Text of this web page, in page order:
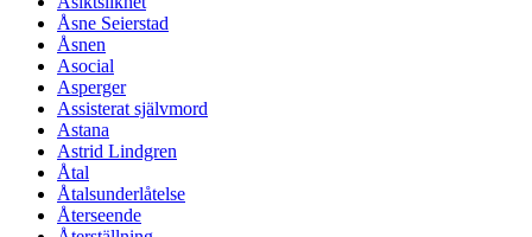
Åsne Seierstad
Åsnen
Asocial
Asperger
Assisterat självmord
Astana
Astrid Lindgren
Åtal
Åtalsunderlåtelse
Återseende